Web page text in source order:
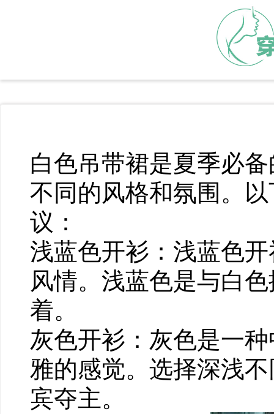
白色吊带裙是夏季必
不同的风格和氛围。
议：
浅蓝色开衫：浅蓝色
风情。浅蓝色是与白
着。
灰色开衫：灰色是一
雅的感觉。选择深浅
宾夺主。